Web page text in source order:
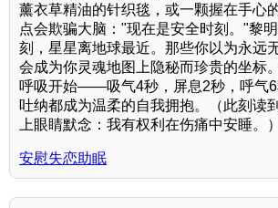
薰衣草精油的针织毯，或一颗握在手心
点会欺骗大脑："现在是安全时刻。"黎
刻，星星离地球最近。那些你以为永远
会成为你灵魂地图上隐秘而珍贵的坐标
呼吸开始——吸气4秒，屏息2秒，呼
吐纳都成为温柔的自我拥抱。（此刻读
上眼睛默念：我有权利在伤痛中安睡。）
安慰失恋助眠